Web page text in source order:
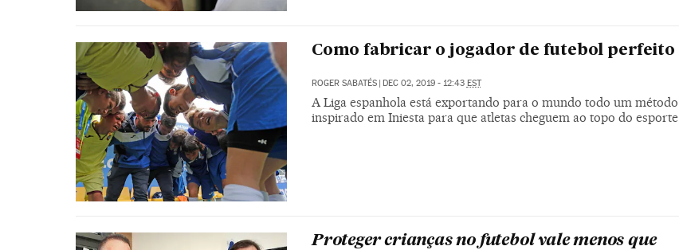
Como fabricar o jogador de futebol perfeito
ROGER SABATÉS DEC 02, 2019 - 12:43 EST
A Liga espanhola está exportando para o mundo todo um método
inspirado em Iniesta para que atletas cheguem ao topo do esporte
Proteger crianças no futebol vale menos que